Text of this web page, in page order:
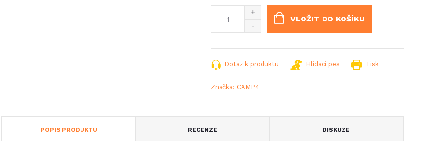
VLOŽIT DO KOŠÍKU
Tisk
Dotaz k produktu Hlídací pes
Značka: CAMP4
POPIS PRODUKTU RECENZE DISKUZE